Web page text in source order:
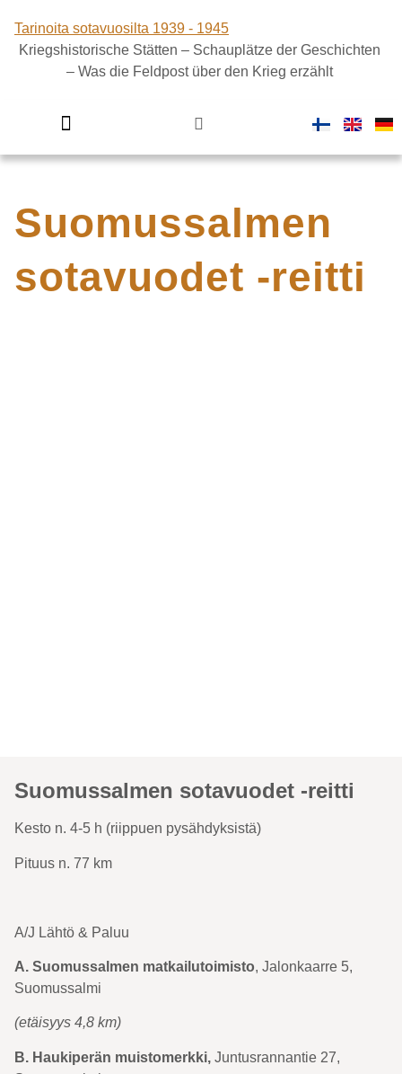
Tarinoita sotavuosilta 1939 - 1945
Kriegshistorische Stätten – Schauplätze der Geschichten
– Was die Feldpost über den Krieg erzählt
Suomussalmen
sotavuodet -reitti
Suomussalmen sotavuodet -reitti
Kesto n. 4-5 h (riippuen pysähdyksistä)
Pituus n. 77 km
A/J Lähtö & Paluu
A. Suomussalmen matkailutoimisto, Jalonkaarre 5,
Suomussalmi
(etäisyys 4,8 km)
B. Haukiperän muistomerkki, Juntusrannantie 27,